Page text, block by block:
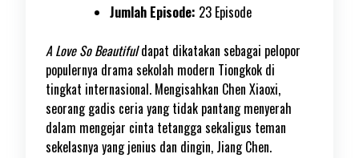
Jumlah Episode: 23 Episode
A Love So Beautifuldapat dikatakan sebagai pelopor
populernya drama sekolah modern Tiongkok di
tingkat internasional. Mengisahkan Chen Xiaoxi,
seorang gadis ceria yang tidak pantang menyerah
dalam mengejar cinta tetangga sekaligus teman
sekelasnya yang jenius dan dingin, Jiang Chen.